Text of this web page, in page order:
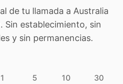
de tu llamada a Australia
Sin establecimiento, sin
y sin permanencias.
1
5
10
30